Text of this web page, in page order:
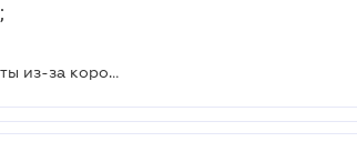
;
Крупные сети супермаркетов меняют график работы из-за коронавируса